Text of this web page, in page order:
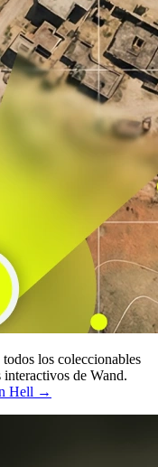
los coleccionables
de Wand.
Hell →